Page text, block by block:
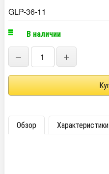
GLP-36-11
В наличии
− +
Обзор Характеристики